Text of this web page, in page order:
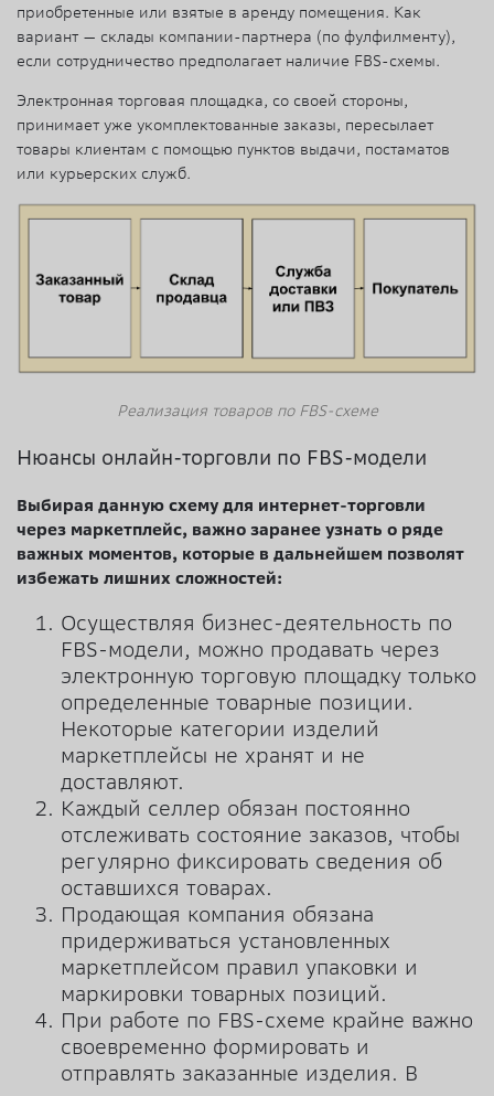
приобретенные или взятые в аренду помещения. Как
вариант — склады компании-партнера (по фулфилменту),
если сотрудничество предполагает наличие FBS-схемы.
Электронная торговая площадка, со своей стороны,
принимает уже укомплектованные заказы, пересылает
товары клиентам с помощью пунктов выдачи, постаматов
или курьерских служб.
Реализация товаров по FBS-схеме
Нюансы онлайн-торговли по FBS-модели
Выбирая данную схему для интернет-торговли
через маркетплейс, важно заранее узнать о ряде
важных моментов, которые в дальнейшем позволят
избежать лишних сложностей:
Осуществляя бизнес-деятельность по
FBS-модели, можно продавать через
электронную торговую площадку только
определенные товарные позиции.
Некоторые категории изделий
маркетплейсы не хранят и не
доставляют.
Каждый селлер обязан постоянно
отслеживать состояние заказов, чтобы
регулярно фиксировать сведения об
оставшихся товарах.
Продающая компания обязана
придерживаться установленных
маркетплейсом правил упаковки и
маркировки товарных позиций.
При работе по FBS-схеме крайне важно
своевременно формировать и
отправлять заказанные изделия. В